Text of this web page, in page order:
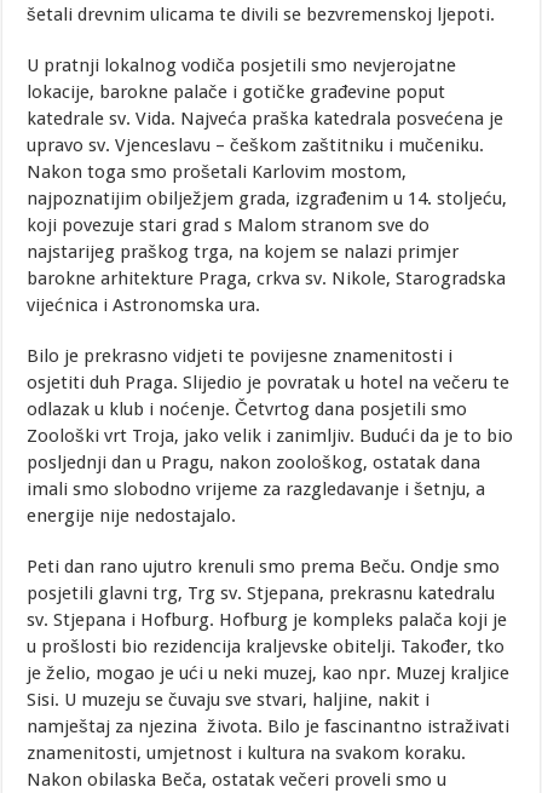
šetali drevnim ulicama te divili se bezvremenskoj ljepoti.
U pratnji lokalnog vodiča posjetili smo nevjerojatne
lokacije, barokne palače i gotičke građevine poput
katedrale sv. Vida. Najveća praška katedrala posvećena je
upravo sv. Vjenceslavu – češkom zaštitniku i mučeniku.
Nakon toga smo prošetali Karlovim mostom,
najpoznatijim obilježjem grada, izgrađenim u 14. stoljeću,
koji povezuje stari grad s Malom stranom sve do
najstarijeg praškog trga, na kojem se nalazi primjer
barokne arhitekture Praga, crkva sv. Nikole, Starogradska
vijećnica i Astronomska ura.
Bilo je prekrasno vidjeti te povijesne znamenitosti i
osjetiti duh Praga. Slijedio je povratak u hotel na večeru te
odlazak u klub i noćenje. Četvrtog dana posjetili smo
Zoološki vrt Troja, jako velik i zanimljiv. Budući da je to bio
posljednji dan u Pragu, nakon zoološkog, ostatak dana
imali smo slobodno vrijeme za razgledavanje i šetnju, a
energije nije nedostajalo.
Peti dan rano ujutro krenuli smo prema Beču. Ondje smo
posjetili glavni trg, Trg sv. Stjepana, prekrasnu katedralu
sv. Stjepana i Hofburg. Hofburg je kompleks palača koji je
u prošlosti bio rezidencija kraljevske obitelji. Također, tko
je želio, mogao je ući u neki muzej, kao npr. Muzej kraljice
Sisi. U muzeju se čuvaju sve stvari, haljine, nakit i
namještaj za njezina života. Bilo je fascinantno istraživati
znamenitosti, umjetnost i kultura na svakom koraku.
Nakon obilaska Beča, ostatak večeri proveli smo u